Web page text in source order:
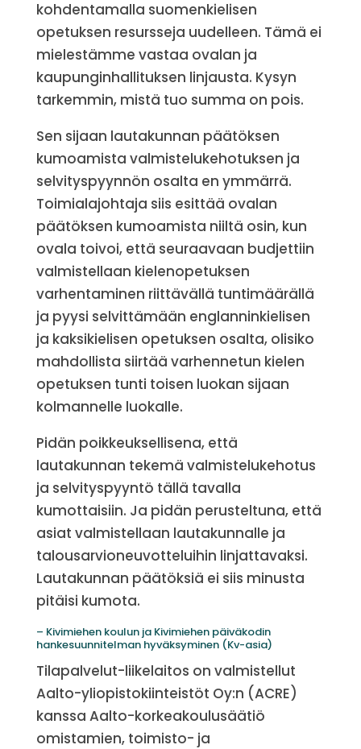
kohdentamalla suomenkielisen
opetuksen resursseja uudelleen. Tämä ei
mielestämme vastaa ovalan ja
kaupunginhallituksen linjausta. Kysyn
tarkemmin, mistä tuo summa on pois.
Sen sijaan lautakunnan päätöksen
kumoamista valmistelukehotuksen ja
selvityspyynnön osalta en ymmärrä.
Toimialajohtaja siis esittää ovalan
päätöksen kumoamista niiltä osin, kun
ovala toivoi, että seuraavaan budjettiin
valmistellaan kielenopetuksen
varhentaminen riittävällä tuntimäärällä
ja pyysi selvittämään englanninkielisen
ja kaksikielisen opetuksen osalta, olisiko
mahdollista siirtää varhennetun kielen
opetuksen tunti toisen luokan sijaan
kolmannelle luokalle.
Pidän poikkeuksellisena, että
lautakunnan tekemä valmistelukehotus
ja selvityspyyntö tällä tavalla
kumottaisiin. Ja pidän perusteltuna, että
asiat valmistellaan lautakunnalle ja
talousarvioneuvotteluihin linjattavaksi.
Lautakunnan päätöksiä ei siis minusta
pitäisi kumota.
– Kivimiehen koulun ja Kivimiehen päiväkodin
hankesuunnitelman hyväksyminen (Kv-asia)
Tilapalvelut-liikelaitos on valmistellut
Aalto-yliopistokiinteistöt Oy:n (ACRE)
kanssa Aalto-korkeakoulusäätiö
omistamien, toimisto- ja